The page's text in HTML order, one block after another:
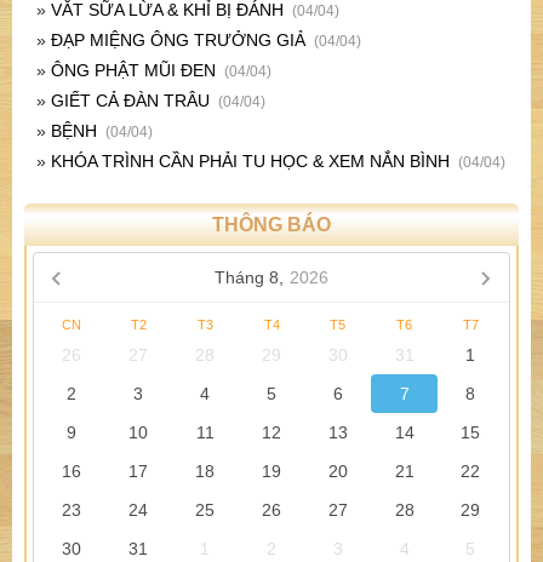
» VẮT SỮA LỪA & KHỈ BỊ ĐÁNH (04/04)
» ĐẠP MIỆNG ÔNG TRƯỞNG GIẢ (04/04)
» ÔNG PHẬT MŨI ĐEN (04/04)
» GIẾT CẢ ĐÀN TRÂU (04/04)
» BỆNH (04/04)
» KHÓA TRÌNH CẦN PHẢI TU HỌC & XEM NẮN BÌNH (04/04)
THÔNG BÁO
Tháng 8, 2026
CN T2 T3 T4 T5 T6 T7
26 27 28 29 30 31
1
2
3 4 5 6 7
8
9
10 11 12 13 14
15
16
17 18 19 20 21
22
23
24 25 26 27 28
29
30
31 1 2 3 4 5